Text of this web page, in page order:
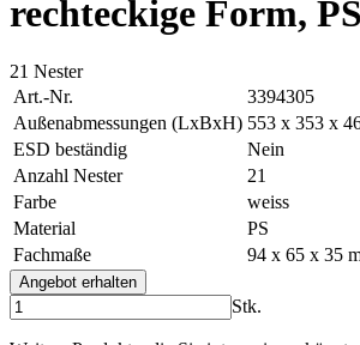
rechteckige Form, PS
21 Nester
Art.-Nr.
3394305
Außenabmessungen (LxBxH) 553 x 353 x
ESD beständig
Nein
Anzahl Nester
21
Farbe
weiss
Material
PS
Fachmaße
94 x 65 x 35
Angebot erhalten
Stk.